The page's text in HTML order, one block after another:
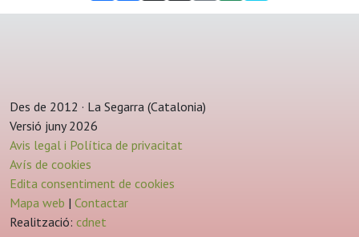
Des de 2012 · La Segarra (Catalonia)
Versió juny 2026
Avis legal i Política de privacitat
Avís de cookies
Edita consentiment de cookies
Mapa web | Contactar
Realització: cdnet